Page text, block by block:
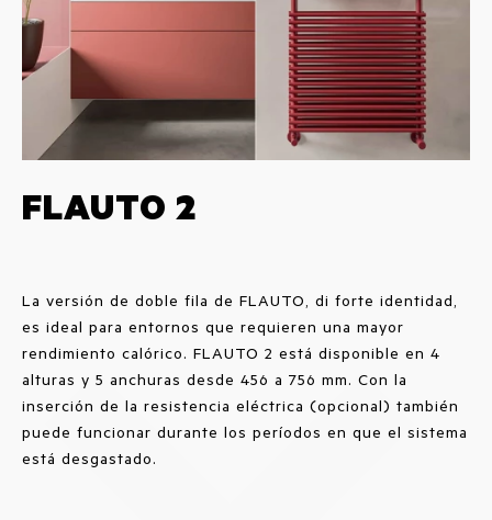
FLAUTO 2
La versión de doble fila de FLAUTO, di forte identidad,
es ideal para entornos que requieren una mayor
rendimiento calórico. FLAUTO 2 está disponible en 4
alturas y 5 anchuras desde 456 a 756 mm. Con la
inserción de la resistencia eléctrica (opcional) también
puede funcionar durante los períodos en que el sistema
está desgastado.